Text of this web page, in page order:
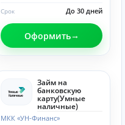
До 30 дней
Срок
Оформить
Займ на
банковскую
карту(Умные
наличные)
МКК «УН-Финанс»